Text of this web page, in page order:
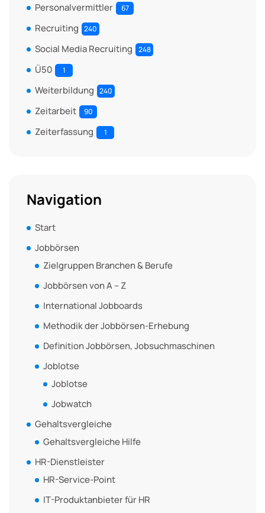
Personalvermittler 67
Recruiting 240
Social Media Recruiting 248
Ü50 1
Weiterbildung 240
Zeitarbeit 90
Zeiterfassung 1
Navigation
Start
Jobbörsen
Zielgruppen Branchen & Berufe
Jobbörsen von A – Z
International Jobboards
Methodik der Jobbörsen-Erhebung
Definition Jobbörsen, Jobsuchmaschinen
Joblotse
Joblotse
Jobwatch
Gehaltsvergleiche
Gehaltsvergleiche Hilfe
HR-Dienstleister
HR-Service-Point
IT-Produktanbieter für HR